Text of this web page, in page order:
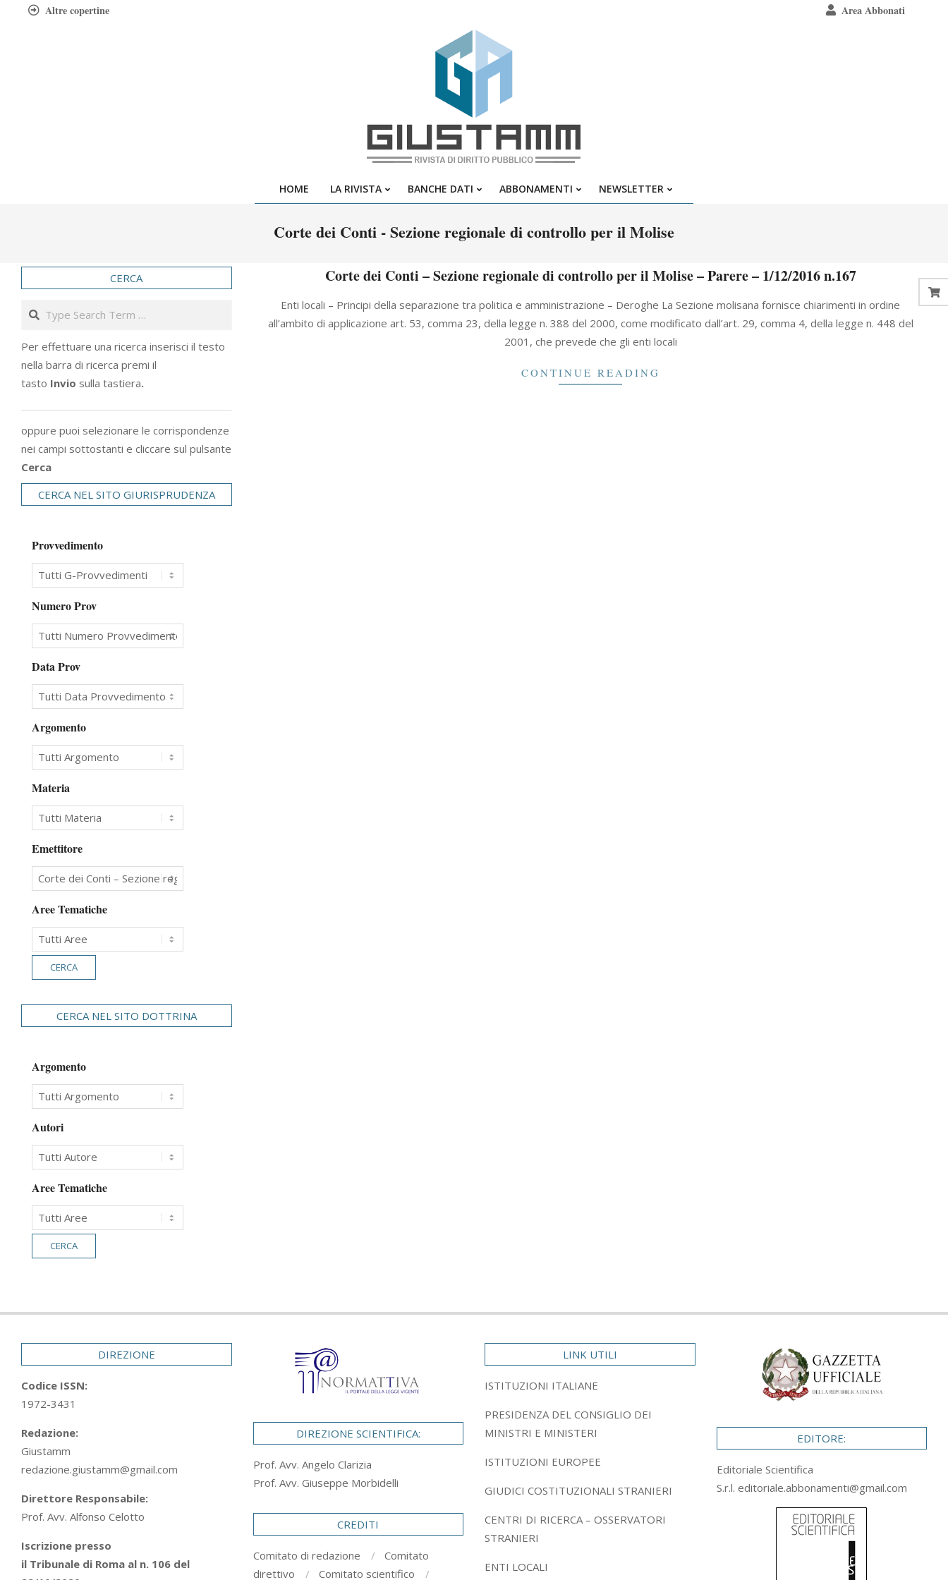
Altre copertine Area Abbonati
Giustamm
Primary
Menu
HOME LA RIVISTA BANCHE DATI ABBONAMENTI NEWSLETTER
Corte dei Conti - Sezione regionale di controllo per il Molise
Corte dei Conti – Sezione regionale di controllo per il Molise – Parere – 1/12/2016 n.167
01
Enti locali – Principi della separazione tra politica e amministrazione – Deroghe La Sezione molisana fornisce chiarimenti in ordine
all’ambito di applicazione art. 53, comma 23, della legge n. 388 del 2000, come modificato dall’art. 29, comma 4, della legge n. 448 del
2001, che prevede che gli enti locali
CONTINUE READING
CERCA
Search
Per effettuare una ricerca inserisci il testo
nella barra di ricerca premi il
tasto Invio sulla tastiera.
oppure puoi selezionare le corrispondenze
nei campi sottostanti e cliccare sul pulsante
Cerca
CERCA NEL SITO GIURISPRUDENZA
Provvedimento
Numero Prov
Data Prov
Argomento
Materia
Emettitore
Aree Tematiche
CERCA NEL SITO DOTTRINA
Argomento
Autori
Aree Tematiche
DIREZIONE
Codice ISSN:
1972-3431
Redazione:
Giustamm
redazione.giustamm@gmail.com
Direttore Responsabile:
Prof. Avv. Alfonso Celotto
Iscrizione presso
il Tribunale di Roma al n. 106 del
DIREZIONE SCIENTIFICA:
Prof. Avv. Angelo Clarizia
Prof. Avv. Giuseppe Morbidelli
CREDITI
Comitato di redazione
Comitato
direttivo
Comitato scientifico
LINK UTILI
ISTITUZIONI ITALIANE
PRESIDENZA DEL CONSIGLIO DEI
MINISTRI E MINISTERI
ISTITUZIONI EUROPEE
GIUDICI COSTITUZIONALI STRANIERI
CENTRI DI RICERCA – OSSERVATORI
STRANIERI
ENTI LOCALI
EDITORE:
Editoriale Scientifica
S.r.l. editoriale.abbonamenti@gmail.com